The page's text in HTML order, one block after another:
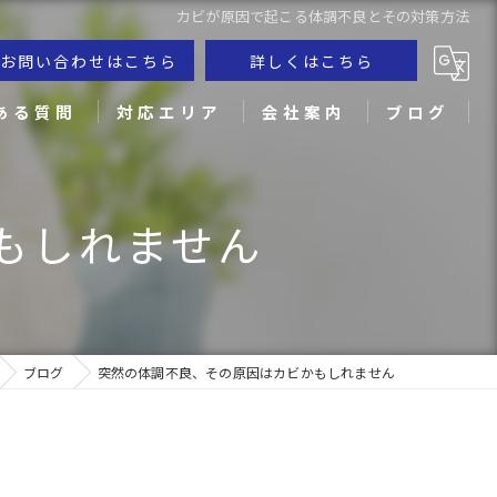
カビが原因で起こる体調不良とその対策方法
お問い合わせはこちら 詳しくはこちら
る質問 対応エリア
倉敷市のカビ取り
笠岡市のカビ取り
米子市のカビ取り
会社案内 ブログ
しれません
ブログ 突然の体調不良、その原因はカビかもしれません